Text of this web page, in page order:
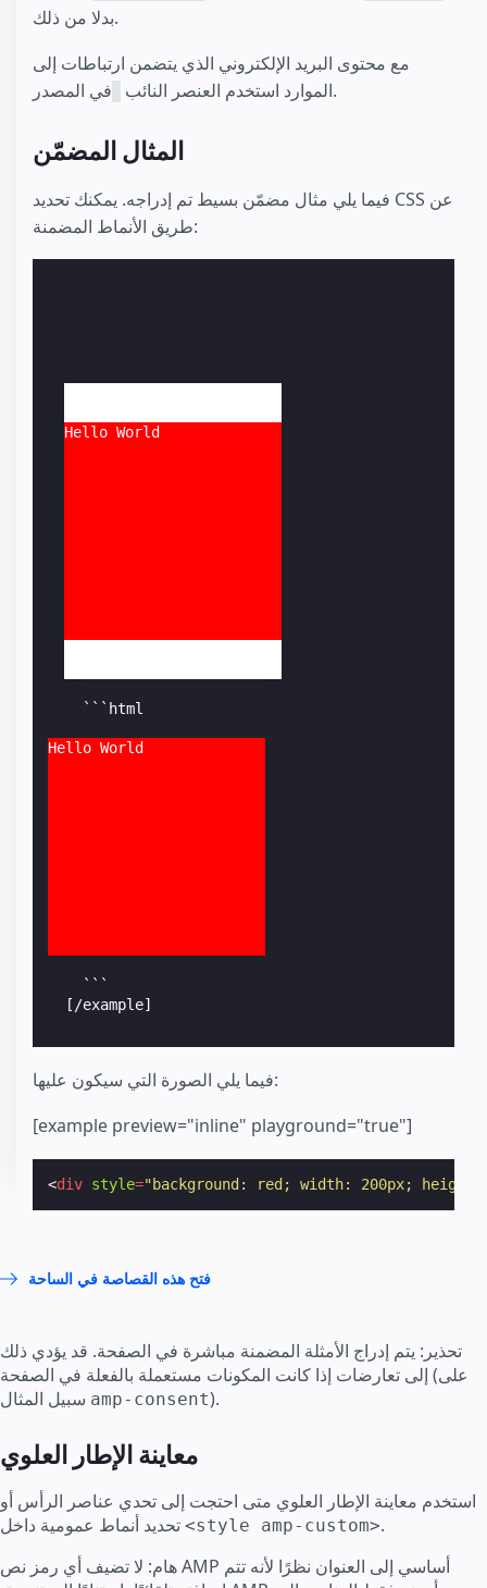
بدلا من ذلك.
مع محتوى البريد الإلكتروني الذي يتضمن ارتباطات إلى
الموارد استخدم العنصر النائبفي المصدر.
المثال المضمّن
فيما يلي مثال مضمّن بسيط تم إدراجه. يمكنك تحديد CSS عن
طريق الأنماط المضمنة:
Hello World
    ```html
Hello World
    ```
  [/example]
فيما يلي الصورة التي سيكون عليها:
[example preview="inline" playground="true"]
<div style="background: red; width: 200px; height:
فتح هذه القصاصة في الساحة
تحذير: يتم إدراج الأمثلة المضمنة مباشرة في الصفحة. قد يؤدي ذلك
إلى تعارضات إذا كانت المكونات مستعملة بالفعلة في الصفحة (على
amp-consent).
معاينة الإطار العلوي
استخدم معاينة الإطار العلوي متى احتجت إلى تحدي عناصر الرأس أو
<style amp-custom>.
هام: لا تضيف أي رمز نص AMP أساسي إلى العنوان نظرًا لأنه تتم